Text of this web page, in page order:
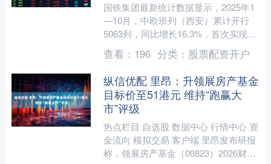
国铁集团最新统计数据显示，2025年1
—10月，中欧班列（西安）累计开行
5063列，同比增长16.3%，首次实现年
度前10个月开行量突破5000列大关，创
历年同....
查看： 196 分类： 股票配资开户
纵信优配 里昂：升领展房产基金
目标价至51港元 维持“跑赢大
市”评级
热点栏目 自选股 数据中心 行情中心 资
金流向 模拟交易 客户端 里昂发布研报
称，领展房产基金（00823）2026财年